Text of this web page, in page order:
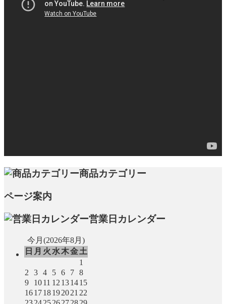
商品カテゴリー
ページ案内
営業日カレンダー
今月(2026年8月)
日 月 火 水木金土
1
2
3 4 5 6 7 8
9
1011 12 131415
161718192021 22